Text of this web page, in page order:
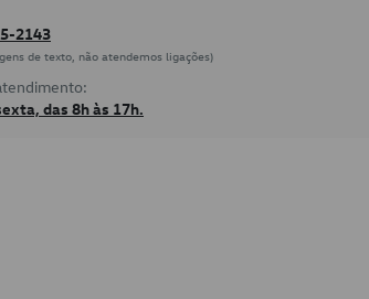
2143
de texto, não atendemos ligações)
das 8h às 17h.